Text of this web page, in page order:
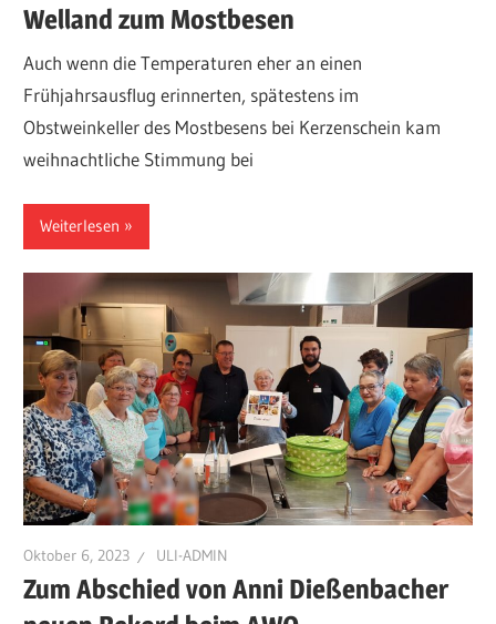
Welland zum Mostbesen
Auch wenn die Temperaturen eher an einen
Frühjahrsausflug erinnerten, spätestens im
Obstweinkeller des Mostbesens bei Kerzenschein kam
weihnachtliche Stimmung bei
Weiterlesen
Oktober 6, 2023 ULI-ADMIN
Zum Abschied von Anni Dießenbacher